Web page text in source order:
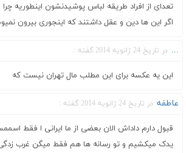
تعدای از افراد طریقه لباس پوشیدنشون اینطوریه
اگر این ها دین و عقل داشتند که اینجوری بیرون
... در تاریخ 24 ژانویه 2014 گفته :
این یه عکسه برای این مطلب مال تهران نیست که
عاطفه در تاریخ 24 ژانویه 2014 گفته :
قبول دارم داداش الان بعضی از ما ایرانی ا فقط
یدک میکشیم و تو رسانه ها هم فقط میگن غرب